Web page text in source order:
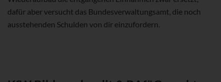
dafür aber versucht das Bundesverwaltungsamt, die noch
ausstehenden Schulden von dir einzufordern.